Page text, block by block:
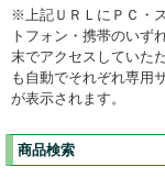
※上記ＵＲＬにＰＣ・
トフォン・携帯のいず
末でアクセスしていた
も自動でそれぞれ専用
が表示されます。
商品検索